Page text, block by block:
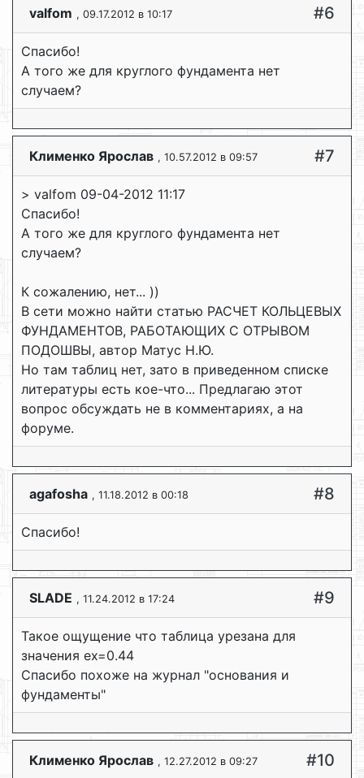
valfom , 09.17.2012 в 10:17 #6
Спасибо!
А того же для круглого фундамента нет
случаем?
Клименко Ярослав , 10.57.2012 в 09:57 #7
> valfom 09-04-2012 11:17
Спасибо!
А того же для круглого фундамента нет
случаем?
К сожалению, нет... ))
В сети можно найти статью РАСЧЕТ КОЛЬЦЕВЫХ
ФУНДАМЕНТОВ, РАБОТАЮЩИХ С ОТРЫВОМ
ПОДОШВЫ, автор Матус Н.Ю.
Но там таблиц нет, зато в приведенном списке
литературы есть кое-что... Предлагаю этот
вопрос обсуждать не в комментариях, а на
форуме.
agafosha , 11.18.2012 в 00:18 #8
Спасибо!
SLADE , 11.24.2012 в 17:24 #9
Такое ощущение что таблица урезана для
значения ех=0.44
Спасибо похоже на журнал "основания и
фундаменты"
Клименко Ярослав , 12.27.2012 в 09:27 #10